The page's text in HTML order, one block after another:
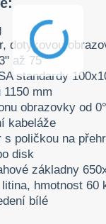
dotykovou
až 75"
standardy
mm
obrazovky od
kabeláže
poličkou na
disk
základny
hmotnost 60
bílé